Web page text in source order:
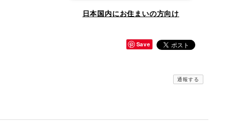
日本国内にお住まいの方向け
Save
通報する